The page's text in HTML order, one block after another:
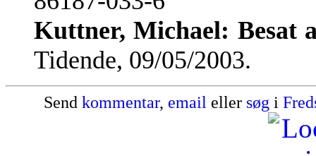
Kuttner, Michael: Besat
Tidende, 09/05/2003.
Send kommentar, email eller søg i